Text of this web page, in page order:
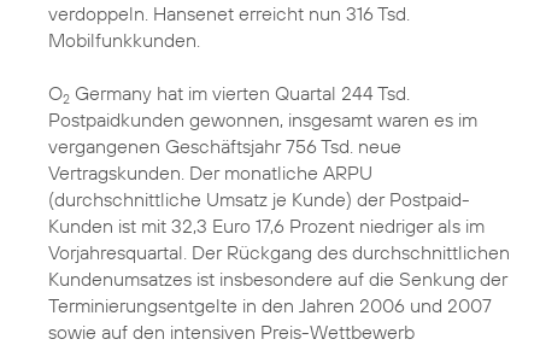
verdoppeln. Hansenet erreicht nun 316 Tsd.
Mobilfunkkunden.
O2 Germany hat im vierten Quartal 244 Tsd.
Postpaidkunden gewonnen, insgesamt waren es im
vergangenen Geschäftsjahr 756 Tsd. neue
Vertragskunden. Der monatliche ARPU
(durchschnittliche Umsatz je Kunde) der Postpaid-
Kunden ist mit 32,3 Euro 17,6 Prozent niedriger als im
Vorjahresquartal. Der Rückgang des durchschnittlichen
Kundenumsatzes ist insbesondere auf die Senkung der
Terminierungsentgelte in den Jahren 2006 und 2007
sowie auf den intensiven Preis-Wettbewerb